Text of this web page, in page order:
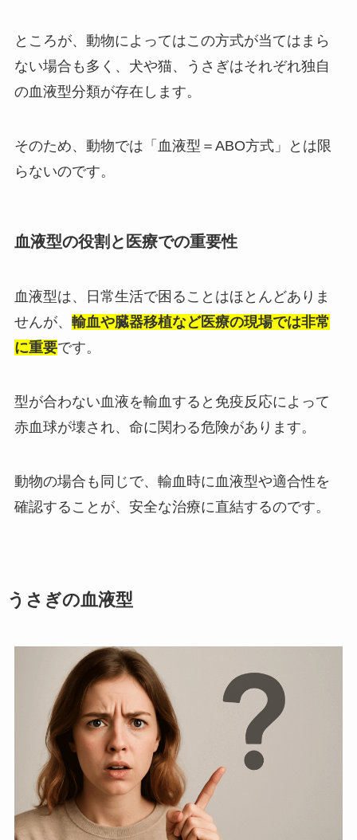
ところが、動物によってはこの方式が当てはまら
ない場合も多く、犬や猫、うさぎはそれぞれ独自
の血液型分類が存在します。
そのため、動物では「血液型＝ABO方式」とは限
らないのです。
血液型の役割と医療での重要性
血液型は、日常生活で困ることはほとんどありま
せんが、 輸血や臓器移植など医療の現場では非常
に重要です。
型が合わない血液を輸血すると免疫反応によって
赤血球が壊され、命に関わる危険があります。
動物の場合も同じで、輸血時に血液型や適合性を
確認することが、安全な治療に直結するのです。
うさぎの血液型